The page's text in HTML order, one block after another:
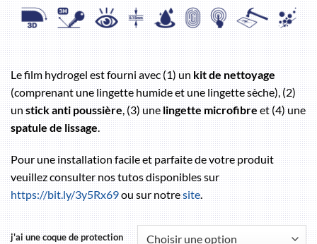
Le film hydrogel est fourni avec (1) unkit de nettoyage
(comprenant une lingette humide et une lingette sèche), (2)
unstick anti poussière, (3) unelingette microfibreet (4) une
spatule de lissage.
Pour une installation facile et parfaite de votre produit
veuillez consulter nos tutos disponibles sur
https://bit.ly/3y5Rx69ou sur notresite.
j'ai une coque de protection